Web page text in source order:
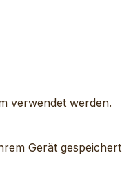
verwendet werden.
Gerät gespeichert